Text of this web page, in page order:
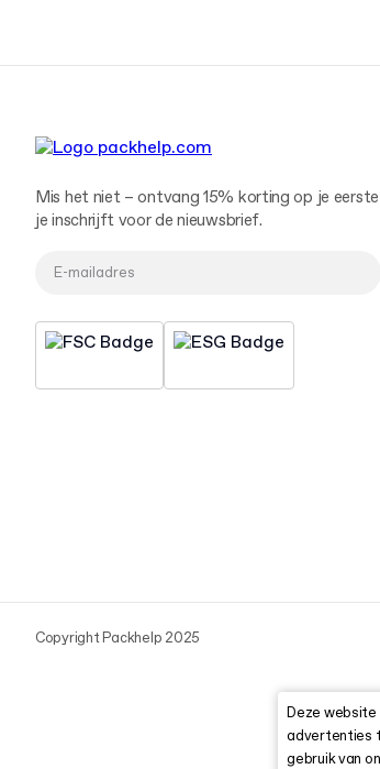
Mis het niet – ontvang 15% korting op je
je inschrijft voor de nieuwsbrief.
Copyright Packhelp 2025
Deze website
advertenties
gebruik van